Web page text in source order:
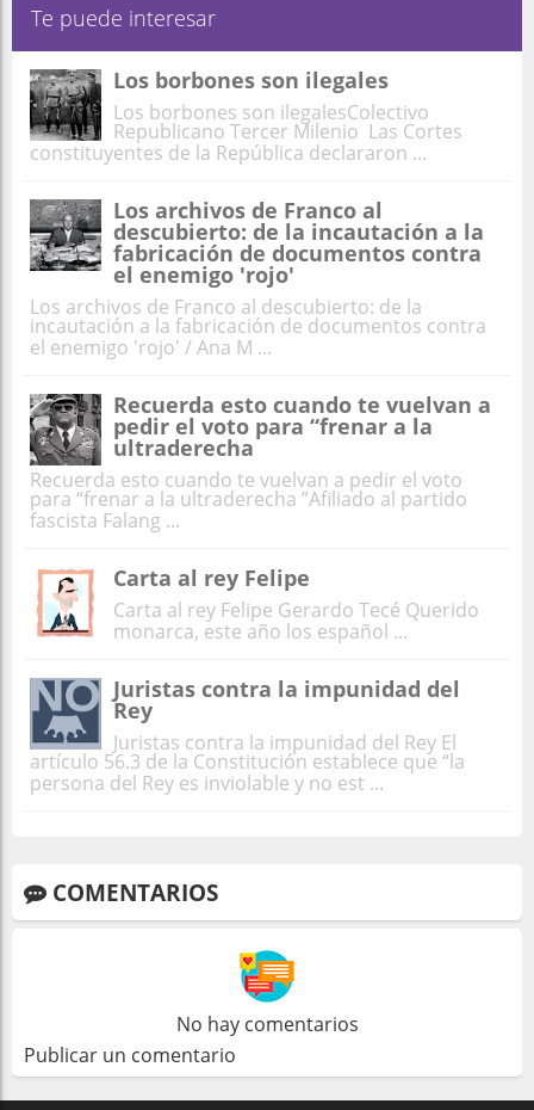
Te puede interesar
Los borbones son ilegales
Los borbones son ilegalesColectivo
Republicano Tercer Milenio Las Cortes
constituyentes de la República declararon ...
Los archivos de Franco al
descubierto: de la incautación a la
fabricación de documentos contra
el enemigo 'rojo'
Los archivos de Franco al descubierto: de la
incautación a la fabricación de documentos contra
el enemigo 'rojo' / Ana M ...
Recuerda esto cuando te vuelvan a
pedir el voto para “frenar a la
ultraderecha
Recuerda esto cuando te vuelvan a pedir el voto
para “frenar a la ultraderecha ”Afiliado al partido
fascista Falang ...
Carta al rey Felipe
Carta al rey Felipe Gerardo Tecé Querido
monarca, este año los español ...
Juristas contra la impunidad del
Rey
Juristas contra la impunidad del Rey El
artículo 56.3 de la Constitución establece que “la
persona del Rey es inviolable y no est ...
COMENTARIOS
No hay comentarios
Publicar un comentario